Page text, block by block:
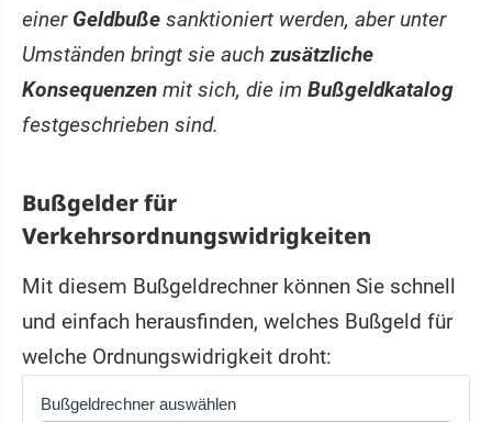
einer Geldbuße sanktioniert werden, aber unter
Umständen bringt sie auch zusätzliche
Konsequenzen mit sich, die im Bußgeldkatalog
festgeschrieben sind.
Bußgelder für
Verkehrsordnungswidrigkeiten
Mit diesem Bußgeldrechner können Sie schnell
und einfach herausfinden, welches Bußgeld für
welche Ordnungswidrigkeit droht: